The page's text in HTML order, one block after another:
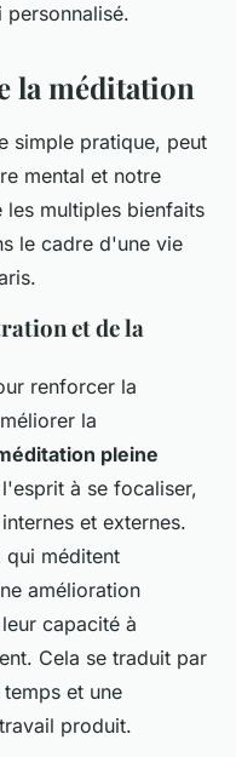
la méditation
simple pratique, peut
mental et notre
les multiples bienfaits
le cadre d'une vie
et de la
renforcer la
la
pleine
à se focaliser,
et externes.
qui méditent
amélioration
capacité à
Cela se traduit par
et une
produit.